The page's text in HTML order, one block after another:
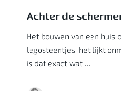
Achter de
Het bouwen van een huis
legosteentjes, het lijkt
is dat exact wat ...